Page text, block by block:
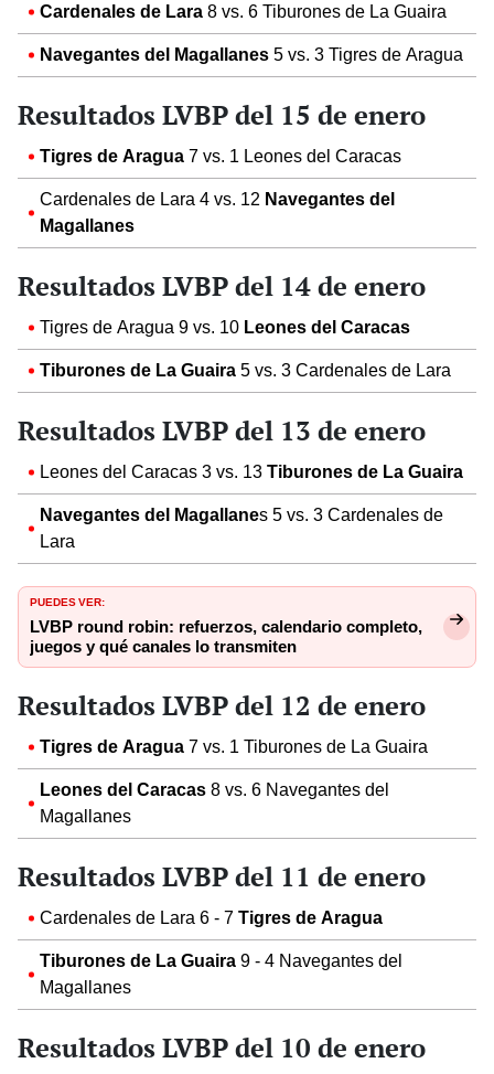
Cardenales de Lara 8 vs. 6 Tiburones de La Guaira
Navegantes del Magallanes 5 vs. 3 Tigres de Aragua
Resultados LVBP del 15 de enero
Tigres de Aragua 7 vs. 1 Leones del Caracas
Cardenales de Lara 4 vs. 12 Navegantes del
Magallanes
Resultados LVBP del 14 de enero
Tigres de Aragua 9 vs. 10 Leones del Caracas
Tiburones de La Guaira 5 vs. 3 Cardenales de Lara
Resultados LVBP del 13 de enero
Leones del Caracas 3 vs. 13 Tiburones de La Guaira
Navegantes del Magallanes 5 vs. 3 Cardenales de
Lara
PUEDES VER:
LVBP round robin: refuerzos, calendario completo,
juegos y qué canales lo transmiten
Resultados LVBP del 12 de enero
Tigres de Aragua 7 vs. 1 Tiburones de La Guaira
Leones del Caracas 8 vs. 6 Navegantes del
Magallanes
Resultados LVBP del 11 de enero
Cardenales de Lara 6 - 7 Tigres de Aragua
Tiburones de La Guaira 9 - 4 Navegantes del
Magallanes
Resultados LVBP del 10 de enero